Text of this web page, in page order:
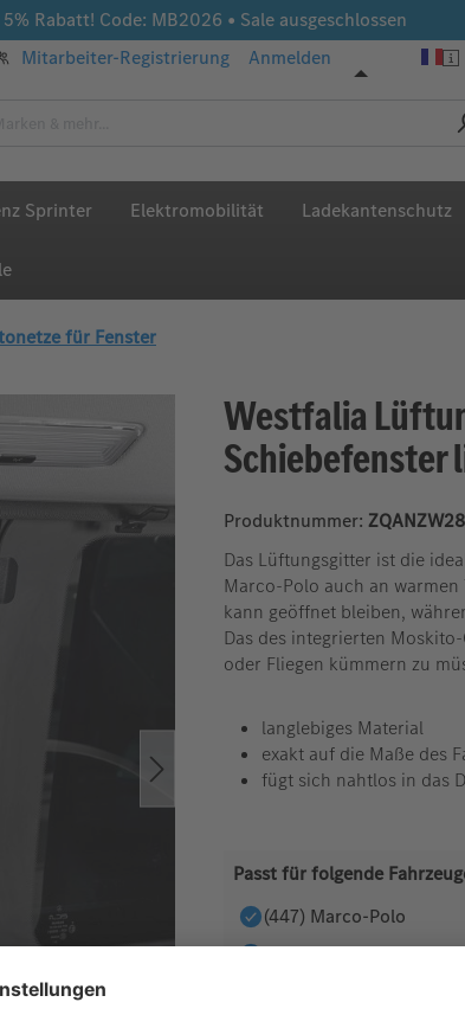
5% Rabatt! Code: MB2026 • Sale ausgeschlossen
Mitarbeiter-Registrierung
Anmelden
Sprinter Elektromobilität Ladekantenschutz
für Fenster
Westfalia
Schiebefenster
Produktnummer:
Das Lüftungsgitter ist die
Marco-Polo auch an
kann geöffnet bleiben,
Das des integrierten
oder Fliegen kümmern zu
langlebiges Material
exakt auf die Maße des
fügt sich nahtlos in das
Passt für folgende
(447) Marco-Polo
(639) VIANO